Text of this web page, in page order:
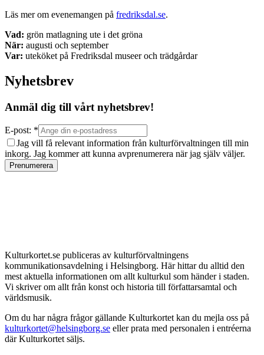
Läs mer om evenemangen på fredriksdal.se.
Vad: grön matlagning ute i det gröna
När: augusti och september
Var: uteköket på Fredriksdal museer och trädgårdar
Nyhetsbrev
Anmäl dig till vårt nyhetsbrev!
E-post: *
Jag vill få relevant information från kulturförvaltningen till min
inkorg. Jag kommer att kunna avprenumerera när jag själv väljer.
Prenumerera
Kulturkortet.se publiceras av kulturförvaltningens
kommunikationsavdelning i Helsingborg. Här hittar du alltid den
mest aktuella informationen om allt kulturkul som händer i staden.
Vi skriver om allt från konst och historia till författarsamtal och
världsmusik.
Om du har några frågor gällande Kulturkortet kan du mejla oss på
kulturkortet@helsingborg.se eller prata med personalen i entréerna
där Kulturkortet säljs.